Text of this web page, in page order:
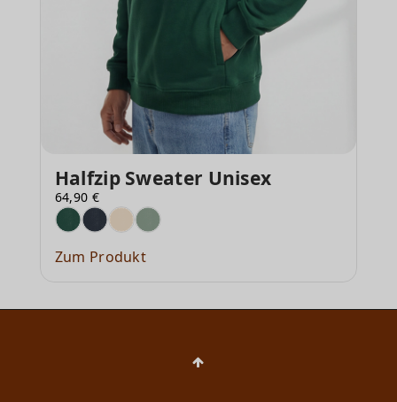
Halfzip Sweater Unisex
64,90 €
Zum Produkt